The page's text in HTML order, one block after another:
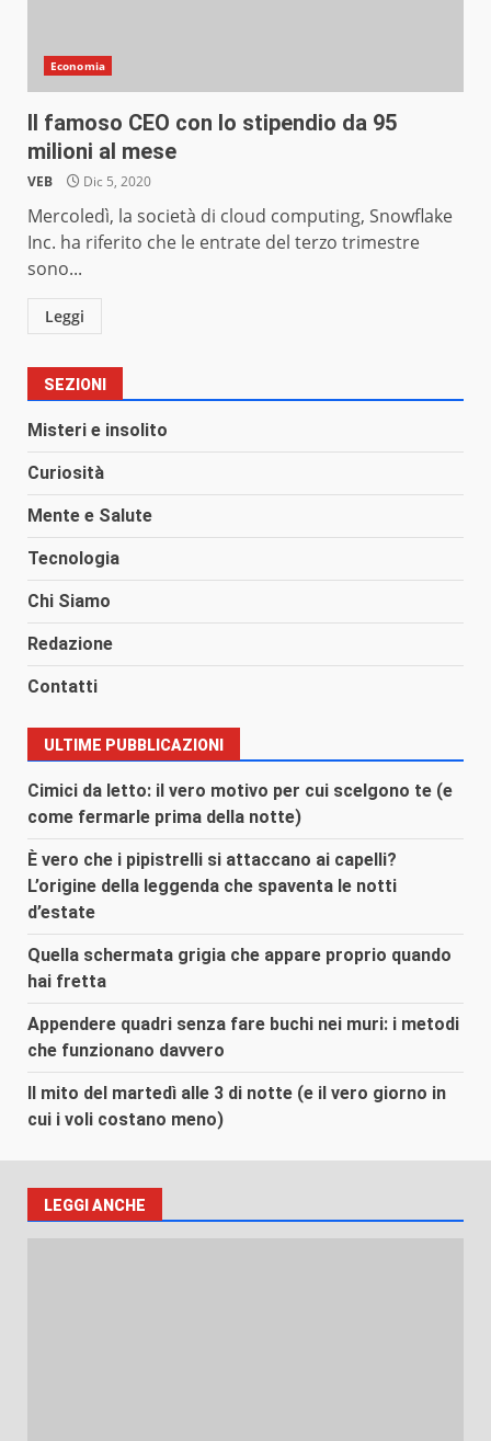
Economia
Il famoso CEO con lo stipendio da 95
milioni al mese
VEB Dic 5, 2020
Mercoledì, la società di cloud computing, Snowflake
Inc. ha riferito che le entrate del terzo trimestre
sono...
Leggi
SEZIONI
Misteri e insolito
Curiosità
Mente e Salute
Tecnologia
Chi Siamo
Redazione
Contatti
ULTIME PUBBLICAZIONI
Cimici da letto: il vero motivo per cui scelgono te (e
come fermarle prima della notte)
È vero che i pipistrelli si attaccano ai capelli?
L’origine della leggenda che spaventa le notti
d’estate
Quella schermata grigia che appare proprio quando
hai fretta
Appendere quadri senza fare buchi nei muri: i metodi
che funzionano davvero
Il mito del martedì alle 3 di notte (e il vero giorno in
cui i voli costano meno)
LEGGI ANCHE